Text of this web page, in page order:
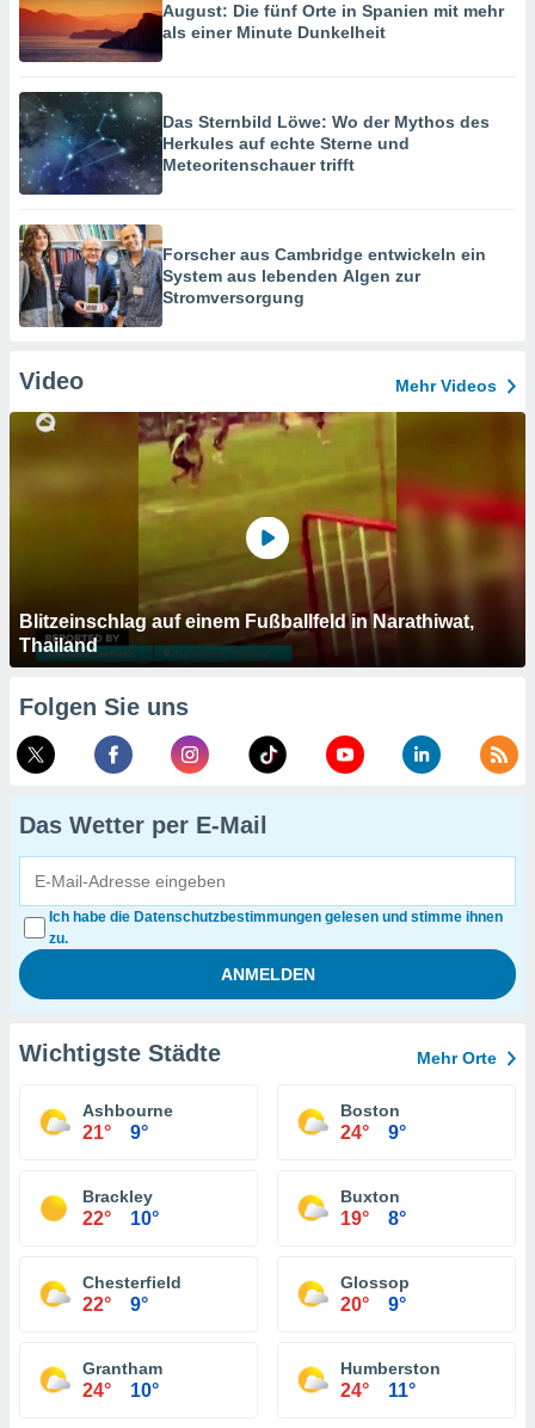
August: Die fünf Orte in Spanien mit mehr
als einer Minute Dunkelheit
Das Sternbild Löwe: Wo der Mythos des
Herkules auf echte Sterne und
Meteoritenschauer trifft
Forscher aus Cambridge entwickeln ein
System aus lebenden Algen zur
Stromversorgung
Video Mehr Videos
Blitzeinschlag auf einem Fußballfeld in Narathiwat,
Thailand
Folgen Sie uns
Das Wetter per E-Mail
Ich habe die Datenschutzbestimmungen gelesen und stimme ihnen
zu.
Wichtigste Städte Mehr Orte
Ashbourne
21° 9°
Boston
24° 9°
Brackley
22° 10°
Buxton
19° 8°
Chesterfield
22° 9°
Glossop
20° 9°
Grantham
24° 10°
Humberston
24° 11°